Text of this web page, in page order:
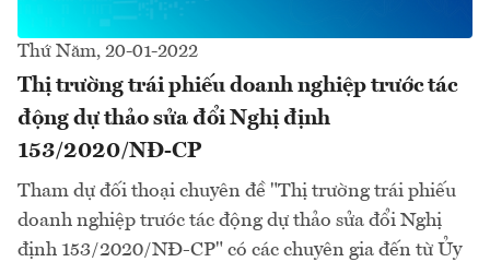
Thứ Năm, 20-01-2022
Thị trường trái phiếu doanh nghiệp trước tác
động dự thảo sửa đổi Nghị định
153/2020/NĐ-CP
Tham dự đối thoại chuyên đề "Thị trường trái phiếu
doanh nghiệp trước tác động dự thảo sửa đổi Nghị
định 153/2020/NĐ-CP" có các chuyên gia đến từ Ủy